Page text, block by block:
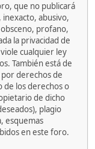
que no publicará
abusivo,
profano,
la privacidad de
cualquier ley
También está de
derechos de
de los derechos o
de dicho
plagio
esquemas
en este foro.